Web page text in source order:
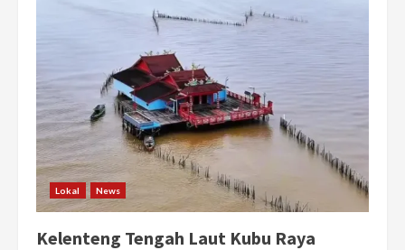
Lokal News
Kelenteng Tengah Laut Kubu Raya